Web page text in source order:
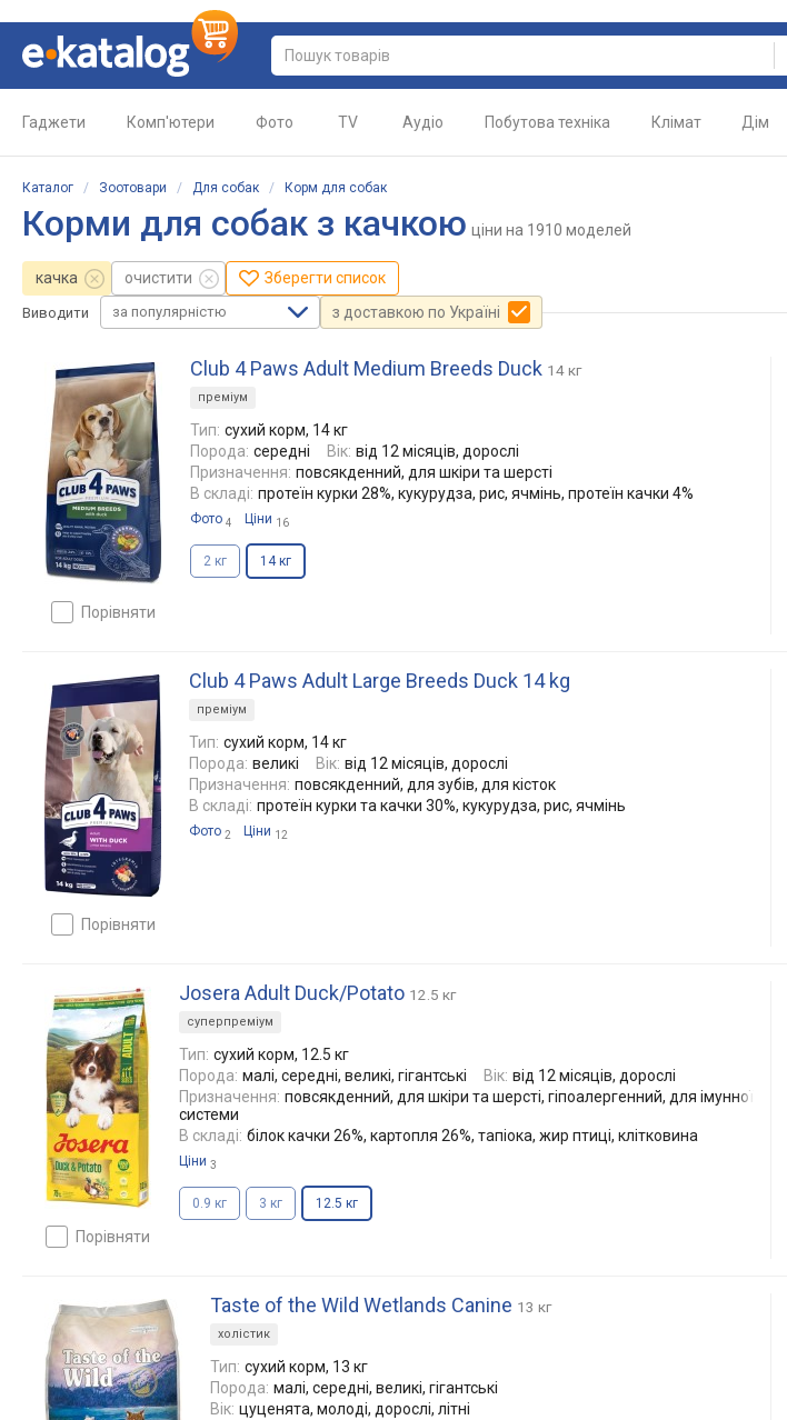
Гаджети Комп'ютери Фото TV Аудіо Побутова техніка Клімат Дім
Каталог / Зоотовари / Для собак / Корм для собак
Корми для собак з качкою ціни на 1910 моделей
качка очистити Зберегти список
Виводити за популярністю з доставкою по Україні
порівняти
Club 4 Paws Adult Medium Breeds Duck 14 кг
преміум
Тип: сухий корм, 14 кг
Порода: середні Вік: від 12 місяців, дорослі
Призначення: повсякденний, для шкіри та шерсті
В складі: протеїн курки 28%, кукурудза, рис, ячмінь, протеїн качки 4%
Фото 4 Ціни 16
2 кг 14 кг
порівняти
Club 4 Paws Adult Large Breeds Duck 14 kg
преміум
Тип: сухий корм, 14 кг
Порода: великі Вік: від 12 місяців, дорослі
Призначення: повсякденний, для зубів, для кісток
В складі: протеїн курки та качки 30%, кукурудза, рис, ячмінь
Фото 2 Ціни 12
порівняти
Josera Adult Duck/Potato 12.5 кг
суперпреміум
Тип: сухий корм, 12.5 кг
Порода: малі, середні, великі, гігантські Вік: від 12 місяців, дорослі
Призначення: повсякденний, для шкіри та шерсті, гіпоалергенний, для імунної
системи
В складі: білок качки 26%, картопля 26%, тапіока, жир птиці, клітковина
Ціни 3
0.9 кг 3 кг 12.5 кг
Taste of the Wild Wetlands Canine 13 кг
холістик
Тип: сухий корм, 13 кг
Порода: малі, середні, великі, гігантські
Вік: цуценята, молоді, дорослі, літні